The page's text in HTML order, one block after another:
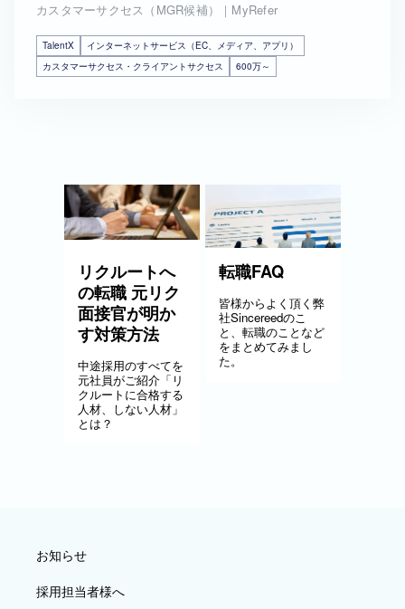
カスタマーサクセス（MGR候補）｜MyRefer
TalentX
インターネットサービス（EC、メディア、アプリ）
カスタマーサクセス・クライアントサクセス
600万～
リクルートへ
の転職 元リク
面接官が明か
す対策方法
中途採用のすべてを
元社員がご紹介「リ
クルートに合格する
人材、しない人材」
とは？
転職FAQ
皆様からよく頂く弊
社Sincereedのこ
と、転職のことなど
をまとめてみまし
た。
お知らせ
採用担当者様へ